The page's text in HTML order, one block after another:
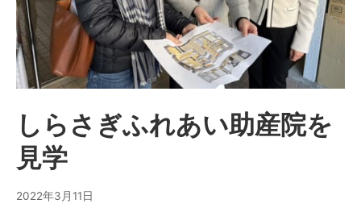
しらさぎふれあい助産院を
見学
2022年3月11日